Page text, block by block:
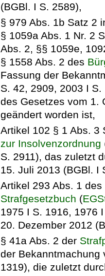
(BGBl. I S. 2589),
§ 979 Abs. 1b Satz 2
§ 1059a Abs. 1 Nr. 2
Abs. 2, §§ 1059e,
§ 1558 Abs. 2 des
Fassung der
S. 42, 2909, 2003 I
des Gesetzes vom 1.
geändert worden ist,
Artikel 102 § 1 Abs.
zur Insolvenzordnung
S. 2911), das zuletzt
15. Juli 2013 (BGBl. I
Artikel 293 Abs. 1
Strafgesetzbuch (
1975 I S. 1916, 1976
20. Dezember 2012
§ 41a Abs. 2 der
der Bekanntmachung
1319), die zuletzt